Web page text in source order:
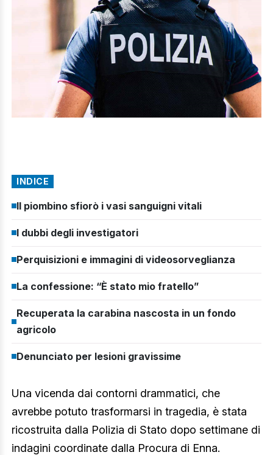
INDICE
Il piombino sfiorò i vasi sanguigni vitali
I dubbi degli investigatori
Perquisizioni e immagini di videosorveglianza
La confessione: “È stato mio fratello”
Recuperata la carabina nascosta in un fondo
agricolo
Denunciato per lesioni gravissime
Una vicenda dai contorni drammatici, che
avrebbe potuto trasformarsi in tragedia, è stata
ricostruita dalla Polizia di Stato dopo settimane di
indagini coordinate dalla Procura di Enna.